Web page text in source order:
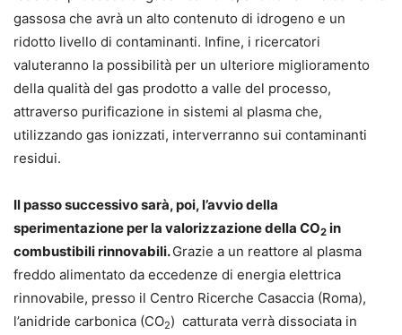
gassosa che avrà un alto contenuto di idrogeno e un
ridotto livello di contaminanti. Infine, i ricercatori
valuteranno la possibilità per un ulteriore miglioramento
della qualità del gas prodotto a valle del processo,
attraverso purificazione in sistemi al plasma che,
utilizzando gas ionizzati, interverranno sui contaminanti
residui.
Il passo successivo sarà, poi, l’avvio della
sperimentazione per la valorizzazione della CO2 in
combustibili rinnovabili.Grazie a un reattore al plasma
freddo alimentato da eccedenze di energia elettrica
rinnovabile, presso il Centro Ricerche Casaccia (Roma),
l’anidride carbonica (CO2) catturata verrà dissociata in